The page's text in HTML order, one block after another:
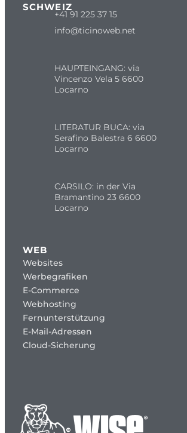
SCHWEIZ
+41 91 225 37 15
info@ticinoweb.net
HAUPTEINGANG: via
Vincenzo Vela 5 6600
Locarno
LITERATUR BUCA: via
Serafino Balestra 6 6600
Locarno
CARSILO: in der Via
Bramantino 23 6600
Locarno
WEB
Websites
Werbegrafiken
E-Commerce
Webhosting
Fernunterstützung
E-Mail-Adressen
Cloud-Sicherung